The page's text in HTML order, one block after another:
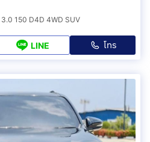
150 D4D 4WD SUV
LINE โทร